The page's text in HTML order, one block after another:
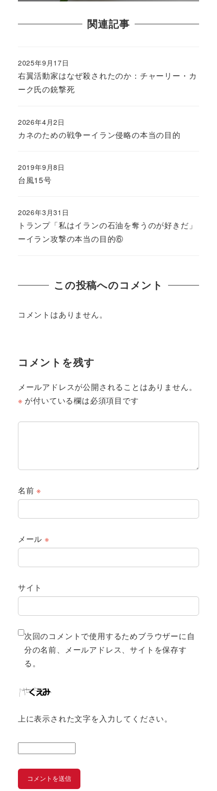
関連記事
右翼活動家はなぜ殺されたのか：チャーリー・カ
ーク氏の銃撃死
2025年9月17日
カネのための戦争ーイラン侵略の本当の目的
2026年4月2日
台風15号
2019年9月8日
トランプ「私はイランの石油を奪うのが好きだ」
ーイラン攻撃の本当の目的⑥
2026年3月31日
この投稿へのコメント
コメントはありません。
コメントを残す
メールアドレスが公開されることはありません。
※ が付いている欄は必須項目です
名前※
メール ※
サイト
次回のコメントで使用するためブラウザーに自
分の名前、メールアドレス、サイトを保存す
る。
上に表示された文字を入力してください。